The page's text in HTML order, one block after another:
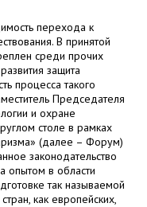
перехода к
В принятой
среди прочих
защита
процесса такого
Председателя
и охране
столе в рамках
(далее – Форум)
законодательство
опытом в области
так называемой
как европейских,